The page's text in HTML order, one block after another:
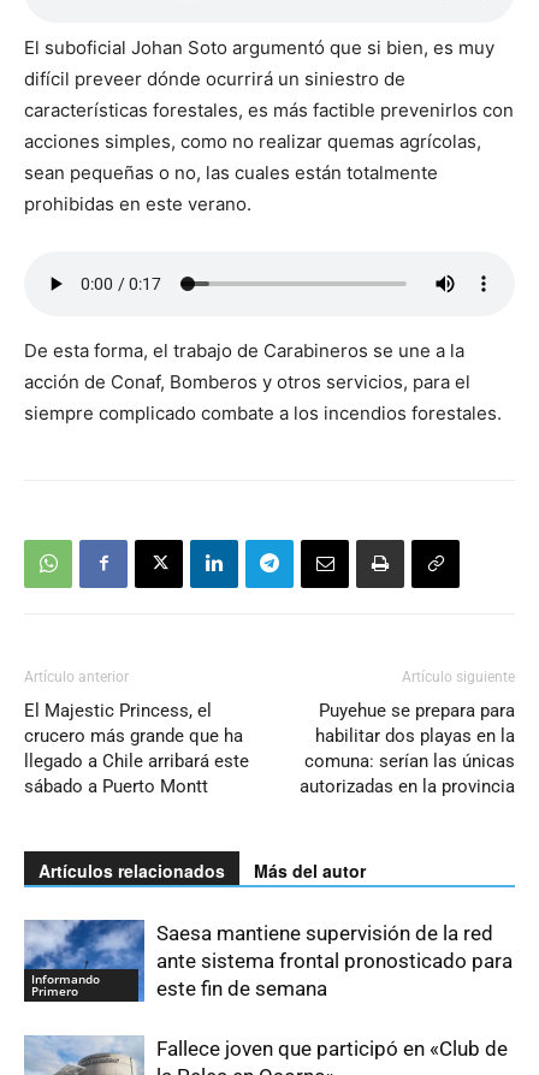
El suboficial Johan Soto argumentó que si bien, es muy
difícil preveer dónde ocurrirá un siniestro de
características forestales, es más factible prevenirlos con
acciones simples, como no realizar quemas agrícolas,
sean pequeñas o no, las cuales están totalmente
prohibidas en este verano.
De esta forma, el trabajo de Carabineros se une a la
acción de Conaf, Bomberos y otros servicios, para el
siempre complicado combate a los incendios forestales.
Artículo anterior
El Majestic Princess, el
crucero más grande que ha
llegado a Chile arribará este
sábado a Puerto Montt
Artículo siguiente
Puyehue se prepara para
habilitar dos playas en la
comuna: serían las únicas
autorizadas en la provincia
Artículos relacionados Más del autor
Informando
Primero
Saesa mantiene supervisión de la red
ante sistema frontal pronosticado para
este fin de semana
Fallece joven que participó en «Club de